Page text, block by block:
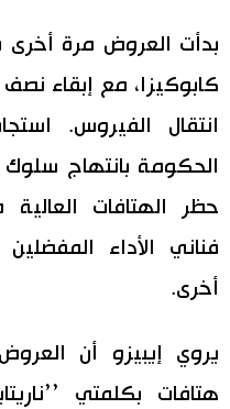
بدأت العروض مرة
كابوكيزا، مع إبقاء
انتقال الفيروس.
الحكومة بانتهاج سلوك
حظر الهتافات
فناني الأداء
أخرى.
هتافات بكلمتي